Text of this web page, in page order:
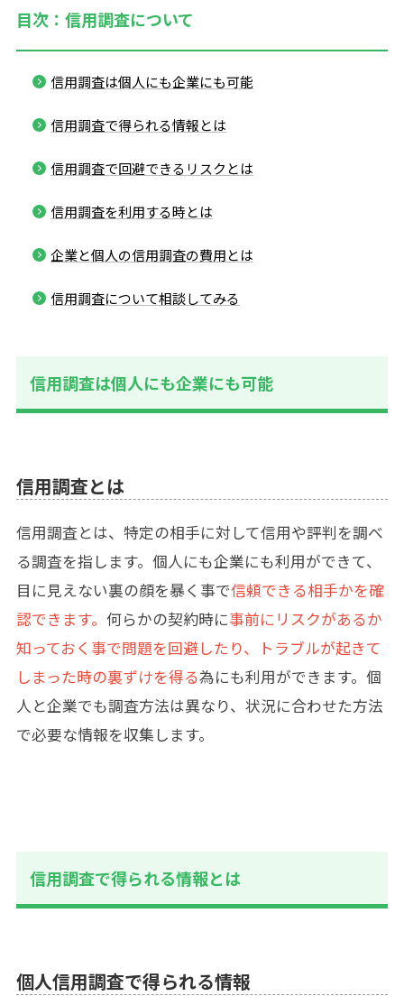
目次：信用調査について
信用調査は個人にも企業にも可能
信用調査で得られる情報とは
信用調査で回避できるリスクとは
信用調査を利用する時とは
企業と個人の信用調査の費用とは
信用調査について相談してみる
信用調査は個人にも企業にも可能
信用調査とは
信用調査とは、特定の相手に対して信用や評判を調べ
る調査を指します。個人にも企業にも利用ができて、
目に見えない裏の顔を暴く事で信頼できる相手かを確
認できます。 何らかの契約時に事前にリスクがあるか
知っておく事で問題を回避したり、トラブルが起きて
しまった時の裏ずけを得る為にも利用ができます。個
人と企業でも調査方法は異なり、状況に合わせた方法
で必要な情報を収集します。
信用調査で得られる情報とは
個人信用調査で得られる情報